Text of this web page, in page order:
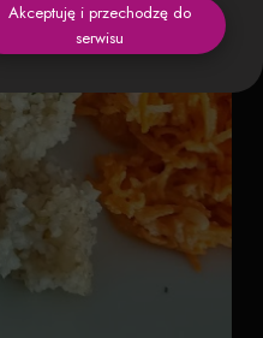
Akceptuję i przechodzę do
serwisu